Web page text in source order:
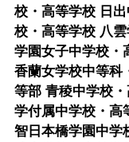
校・高等学校 日
校・高等学校 八
学園女子中学校・
香蘭女学校中等科
等部 青稜中学校
学付属中学校・高
智日本橋学園中学